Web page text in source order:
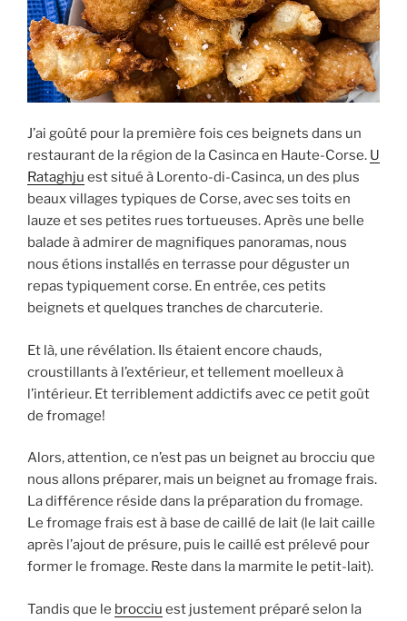
J’ai goûté pour la première fois ces beignets dans un
restaurant de la région de la Casinca en Haute-Corse. U
Rataghju est situé à Lorento-di-Casinca, un des plus
beaux villages typiques de Corse, avec ses toits en
lauze et ses petites rues tortueuses. Après une belle
balade à admirer de magnifiques panoramas, nous
nous étions installés en terrasse pour déguster un
repas typiquement corse. En entrée, ces petits
beignets et quelques tranches de charcuterie.
Et là, une révélation. Ils étaient encore chauds,
croustillants à l’extérieur, et tellement moelleux à
l’intérieur. Et terriblement addictifs avec ce petit goût
de fromage!
Alors, attention, ce n’est pas un beignet au brocciu que
nous allons préparer, mais un beignet au fromage frais.
La différence réside dans la préparation du fromage.
Le fromage frais est à base de caillé de lait (le lait caille
après l’ajout de présure, puis le caillé est prélevé pour
former le fromage. Reste dans la marmite le petit-lait).
Tandis que le brocciu est justement préparé selon la